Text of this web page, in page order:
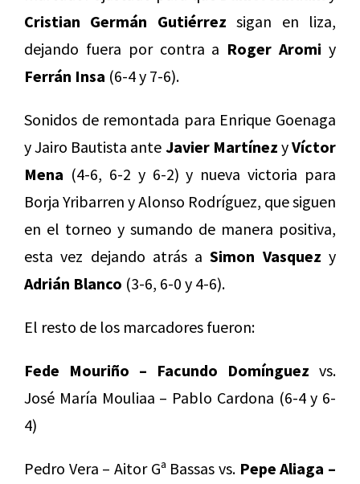
Cristian Germán Gutiérrez sigan en liza,
dejando fuera por contra a Roger Aromi y
Ferrán Insa (6-4 y 7-6).
Sonidos de remontada para Enrique Goenaga
y Jairo Bautista ante Javier Martínez yVíctor
Mena (4-6, 6-2 y 6-2) y nueva victoria para
Borja Yribarren y Alonso Rodríguez, que siguen
en el torneo y sumando de manera positiva,
esta vez dejando atrás aSimon Vasquez y
Adrián Blanco (3-6, 6-0 y 4-6).
El resto de los marcadores fueron:
Fede Mouriño – Facundo Domínguez vs.
José María Mouliaa – Pablo Cardona (6-4 y 6-
4)
Pedro Vera – Aitor Gª Bassas vs. Pepe Aliaga –